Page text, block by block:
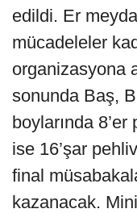
edildi. Er
mücadeleler
organizasyona
sonunda Baş,
boylarında
ise 16’şar
final
kazanacak.